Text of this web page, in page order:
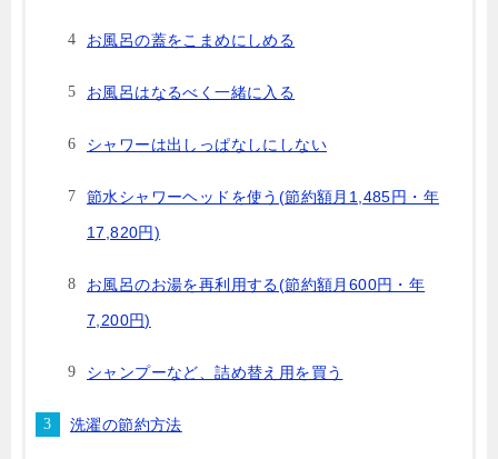
お風呂の蓋をこまめにしめる
お風呂はなるべく一緒に入る
シャワーは出しっぱなしにしない
節水シャワーヘッドを使う(節約額月1,485円・年
17,820円)
お風呂のお湯を再利用する(節約額月600円・年
7,200円)
シャンプーなど、詰め替え用を買う
洗濯の節約方法